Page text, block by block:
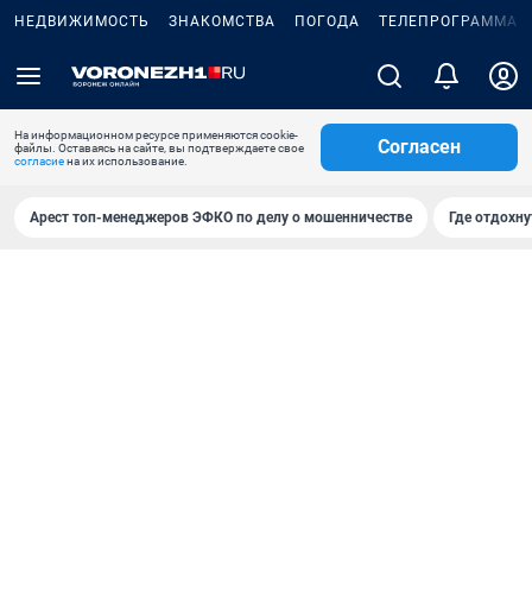
НЕДВИЖИМОСТЬ ЗНАКОМСТВА ПОГОДА ТЕЛЕПРОГРАММА
На информационном ресурсе применяются cookie-
файлы. Оставаясь на сайте, вы подтверждаете свое
согласиена их использование.
Согласен
Арест топ-менеджеров ЭФКО по делу о мошенничестве Где